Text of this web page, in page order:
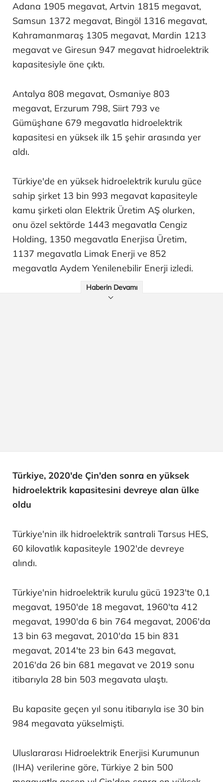
Adana 1905 megavat, Artvin 1815 megavat,
Samsun 1372 megavat, Bingöl 1316 megavat,
Kahramanmaraş 1305 megavat, Mardin 1213
megavat ve Giresun 947 megavat hidroelektrik
kapasitesiyle öne çıktı.
Antalya 808 megavat, Osmaniye 803
megavat, Erzurum 798, Siirt 793 ve
Gümüşhane 679 megavatla hidroelektrik
kapasitesi en yüksek ilk 15 şehir arasında yer
aldı.
Türkiye'de en yüksek hidroelektrik kurulu güce
sahip şirket 13 bin 993 megavat kapasiteyle
kamu şirketi olan Elektrik Üretim AŞ olurken,
onu özel sektörde 1443 megavatla Cengiz
Holding, 1350 megavatla Enerjisa Üretim,
1137 megavatla Limak Enerji ve 852
megavatla Aydem Yenilenebilir Enerji izledi.
Haberin Devamı
Türkiye, 2020'de Çin'den sonra en yüksek
hidroelektrik kapasitesini devreye alan ülke
oldu
Türkiye'nin ilk hidroelektrik santrali Tarsus HES,
60 kilovatlık kapasiteyle 1902'de devreye
alındı.
Türkiye'nin hidroelektrik kurulu gücü 1923'te 0,1
megavat, 1950'de 18 megavat, 1960'ta 412
megavat, 1990'da 6 bin 764 megavat, 2006'da
13 bin 63 megavat, 2010'da 15 bin 831
megavat, 2014'te 23 bin 643 megavat,
2016'da 26 bin 681 megavat ve 2019 sonu
itibarıyla 28 bin 503 megavata ulaştı.
Bu kapasite geçen yıl sonu itibarıyla ise 30 bin
984 megavata yükselmişti.
Uluslararası Hidroelektrik Enerjisi Kurumunun
(IHA) verilerine göre, Türkiye 2 bin 500